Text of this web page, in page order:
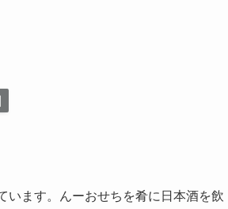
ます。んーおせちを肴に日本酒を飲